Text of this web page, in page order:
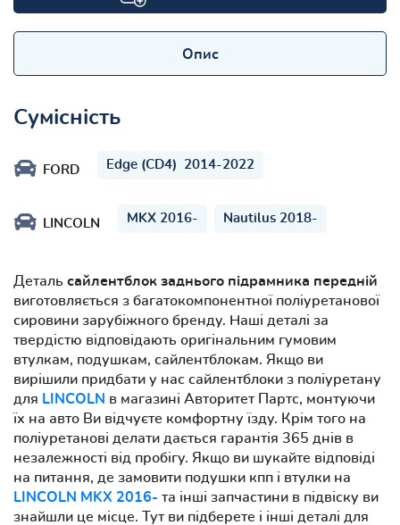
Опис
Сумісність
FORD Edge (CD4) 2014-2022
LINCOLN MKX 2016- Nautilus 2018-
Деталь сайлентблок заднього підрамника передній
виготовляється з багатокомпонентної поліуретанової
сировини зарубіжного бренду. Наші деталі за
твердістю відповідають оригінальним гумовим
втулкам, подушкам, сайлентблокам. Якщо ви
вирішили придбати у нас сайлентблоки з поліуретану
для LINCOLN в магазині Авторитет Партс, монтуючи
їх на авто Ви відчуєте комфортну їзду. Крім того на
поліуретанові делати дається гарантія 365 днів в
незалежності від пробігу. Якщо ви шукайте відповіді
на питання, де замовити подушки кпп і втулки на
LINCOLN MKX 2016- та інші запчастини в підвіску ви
знайшли це місце. Тут ви підберете і інші деталі для